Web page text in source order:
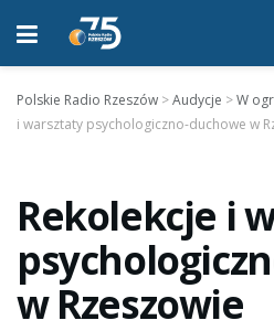
Polskie Radio Rzeszów >Audycje >W
i warsztaty psychologiczno-duchowe w
Rekolekcje i
w Rzeszowie